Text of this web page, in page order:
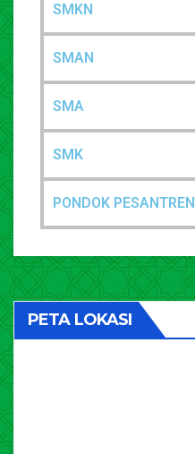
SMKN
SMAN
SMA
SMK
PONDOK PESANTREN
PETA LOKASI